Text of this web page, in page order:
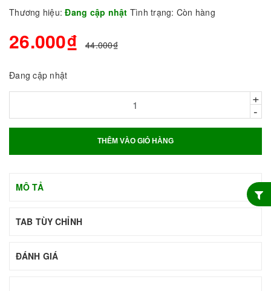
Thương hiệu: Đang cập nhật Tình trạng: Còn hàng
26.000₫ 44.000₫
Đang cập nhật
+
-
THÊM VÀO GIỎ HÀNG
MÔ TẢ
TAB TÙY CHỈNH
ĐÁNH GIÁ